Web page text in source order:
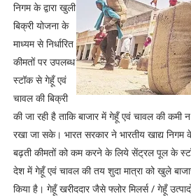
निगम के द्वारा खुली
बिक्री योजना के
माध्यम से निर्धारित
कीमतों पर उपलब्ध
स्टॉक से गेहूँ एवं
चावल की बिक्री
की जा रही है ताकि बाजार में गेहूँ एवं चावल की कमी
रखा जा सके। भारत सरकार ने भारतीय खाद्य निगम
बढ़ती कीमतों को कम करने के लिये सेंट्रल पूल के
देश में गेहूँ एवं चावल की तय शुदा मात्रा को खुले
किया है। गेहूँ खरीददार जैसे फ्लोर मिलर्स / गेहूँ